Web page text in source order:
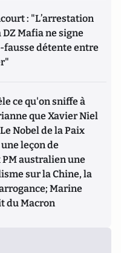
: "L’arrestation
DZ Mafia ne signe
fausse détente entre
ce qu'on sniffe à
que Xavier Niel
Nobel de la Paix
leçon de
PM australien une
sur la Chine, la
Marine
du Macron